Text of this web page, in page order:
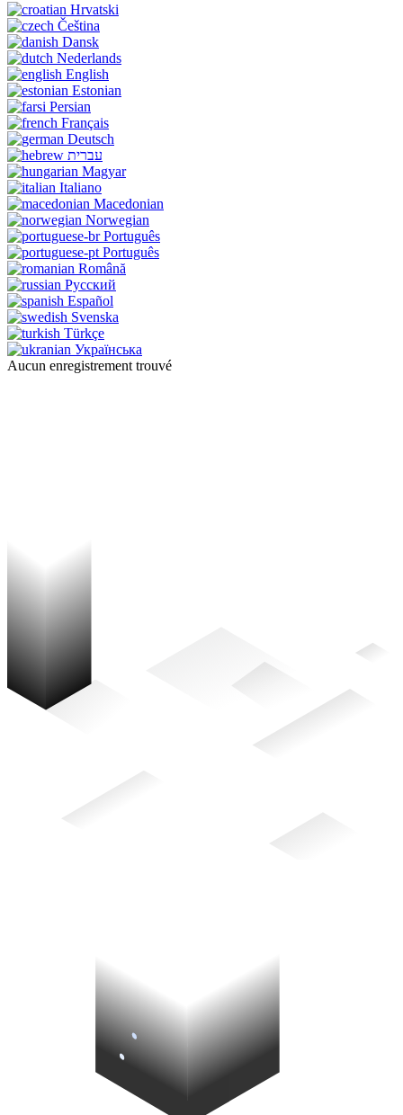
Hrvatski
Čeština
Dansk
Nederlands
English
Estonian
Persian
Français
Deutsch
עברית
Magyar
Italiano
Macedonian
Norwegian
Português
Português
Română
Русский
Español
Svenska
Türkçe
Українська
Aucun enregistrement trouvé